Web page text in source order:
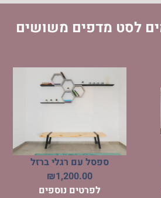
לסט מדפים משושים
ספסל עם רגלי ברזל
₪1,200.00
לפרטים נוספים